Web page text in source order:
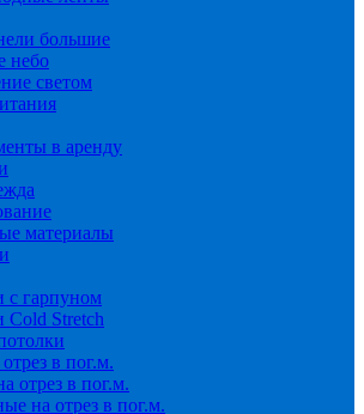
большие
небо
светом
в аренду
материалы
с гарпуном
Cold Stretch
в пог.м.
отрез в пог.м.
на отрез в пог.м.